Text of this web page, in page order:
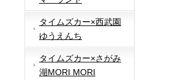
タイムズカー×西武園
ゆうえんち
タイムズカー×さがみ
湖MORI MORI